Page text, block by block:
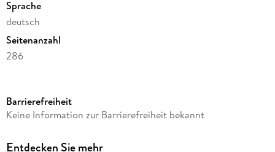
Sprache
deutsch
Seitenanzahl
286
Autor/Autorin
Übersetzung
Barrierefreiheit
Keine Information zur Barrierefreiheit bekannt
Entdecken Sie mehr